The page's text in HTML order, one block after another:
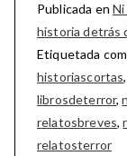
Publicada en
historia detrás
Etiquetada
historiascortas,
librosdeterror,
relatosbreves,
relatosterror